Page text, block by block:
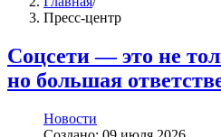
Пресс-центр
Соцсети — это не
но большая
Новости